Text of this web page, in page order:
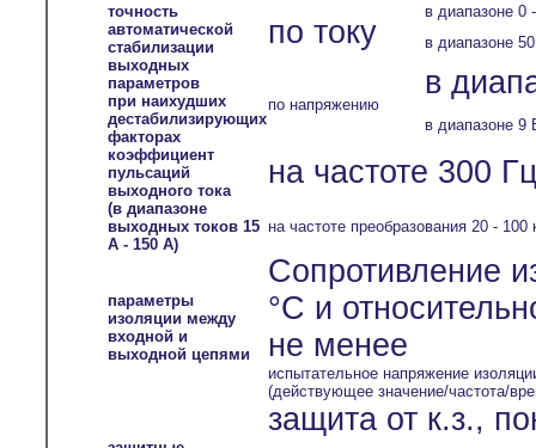
точность
автоматической
стабилизации
выходных
параметров
при наихудших
дестабилизирующих
факторах
по току
в диапазоне 0
в диапазоне
по напряжению
в
в диапазоне 9
коэффициент
пульсаций
выходного тока
(в диапазоне
выходных токов 15
А - 150 А)
на частоте 300
на частоте преобразования 20 - 100
параметры
изоляции между
входной и
выходной цепями
Сопротивление
°С и
не менее
испытательное напряжение
(действующее значение/частота/
защита от к.з.,